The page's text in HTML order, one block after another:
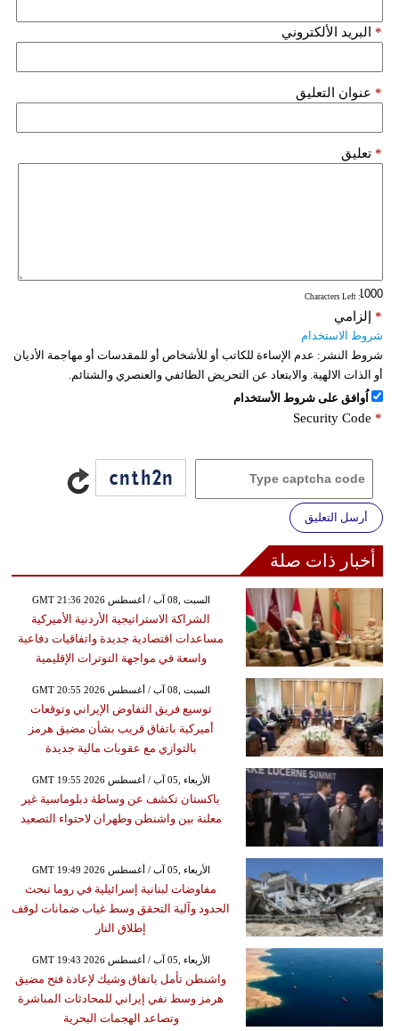
البريد الألكتروني *
عنوان التعليق *
تعليق *
: Characters Left
إلزامي *
شروط الاستخدام
شروط النشر: عدم الإساءة للكاتب أو للأشخاص أو للمقدسات أو مهاجمة الأديان
أو الذات الالهية. والابتعاد عن التحريض الطائفي والعنصري والشتائم.
اُوافق على شروط الأستخدام
Security Code *
أرسل التعليق
أخبار ذات صلة
GMT 21:36 2026 السبت ,08 آب / أغسطس
الشراكة الاستراتيجية الأردنية الأميركية
مساعدات اقتصادية جديدة واتفاقيات دفاعية
واسعة في مواجهة التوترات الإقليمية
GMT 20:55 2026 السبت ,08 آب / أغسطس
توسيع فريق التفاوض الإيراني وتوقعات
أميركية باتفاق قريب بشأن مضيق هرمز
بالتوازي مع عقوبات مالية جديدة
GMT 19:55 2026 الأربعاء ,05 آب / أغسطس
باكستان تكشف عن وساطة دبلوماسية غير
معلنة بين واشنطن وطهران لاحتواء التصعيد
GMT 19:49 2026 الأربعاء ,05 آب / أغسطس
مفاوضات لبنانية إسرائيلية في روما تبحث
الحدود وآلية التحقق وسط غياب ضمانات لوقف
إطلاق النار
GMT 19:43 2026 الأربعاء ,05 آب / أغسطس
واشنطن تأمل باتفاق وشيك لإعادة فتح مضيق
هرمز وسط نفي إيراني للمحادثات المباشرة
وتصاعد الهجمات البحرية